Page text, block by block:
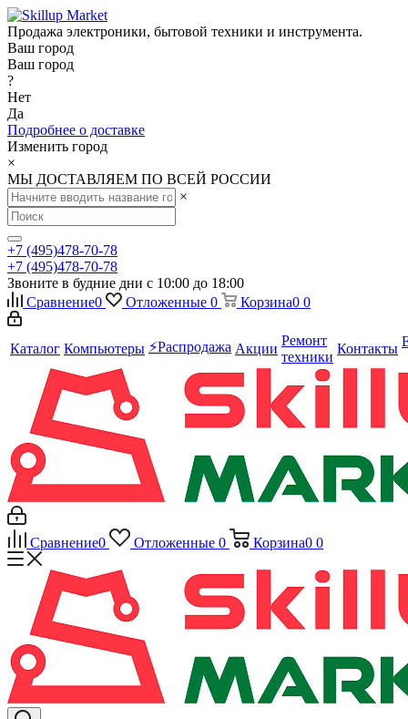
Продажа электроники, бытовой техники и инструмента.
Ваш город
Ваш город
?
Нет
Да
Подробнее о доставке
Изменить город
×
МЫ ДОСТАВЛЯЕМ ПО ВСЕЙ РОССИИ
×
+7 (495)478-70-78
+7 (495)478-70-78
Звоните в будние дни с 10:00 до 18:00
Сравнение0 Отложенные 0 Корзина0 0
Каталог Компьютеры ⚡️Распродажа Акции
Ремонт
техники
Контакты
Сравнение0 Отложенные 0 Корзина0 0